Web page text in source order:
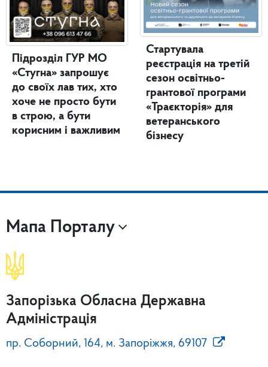
Підрозділ ГУР МО
«Стугна» запрошує
до своїх лав тих, хто
хоче не просто бути
в строю, а бути
корисним і важливим
Стартувала
реєстрація на третій
сезон освітньо-
грантової програми
«Траєкторія» для
ветеранського
бізнесу
Мапа Порталу
Запорізька Обласна Державна
Адміністрація
пр. Соборний, 164, м. Запоріжжя, 69107